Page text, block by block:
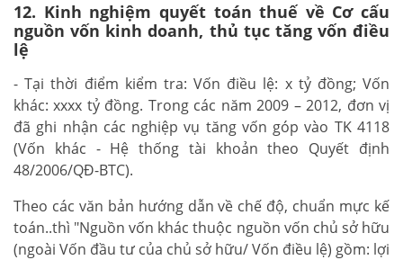
12. Kinh nghiệm quyết toán thuế về Cơ cấu
nguồn vốn kinh doanh, thủ tục tăng vốn điều
lệ
- Tại thời điểm kiểm tra: Vốn điều lệ: x tỷ đồng; Vốn
khác: xxxx tỷ đồng. Trong các năm 2009 – 2012, đơn vị
đã ghi nhận các nghiệp vụ tăng vốn góp vào TK 4118
(Vốn khác - Hệ thống tài khoản theo Quyết định
48/2006/QĐ-BTC).
Theo các văn bản hướng dẫn về chế độ, chuẩn mực kế
toán..thì "Nguồn vốn khác thuộc nguồn vốn chủ sở hữu
(ngoài Vốn đầu tư của chủ sở hữu/ Vốn điều lệ) gồm: lợi